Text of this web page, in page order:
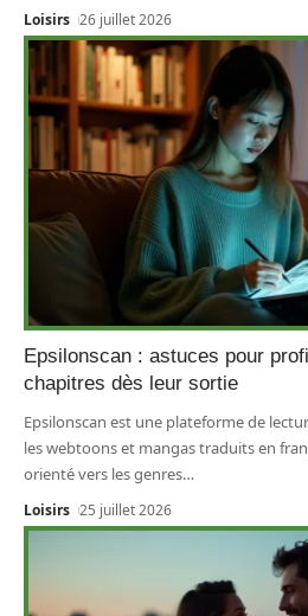
Loisirs 26 juillet 2026
Epsilonscan : astuces pour
chapitres dès leur sortie
Epsilonscan est une plateforme de
les webtoons et mangas traduits en
orienté vers les genres…
Loisirs 25 juillet 2026